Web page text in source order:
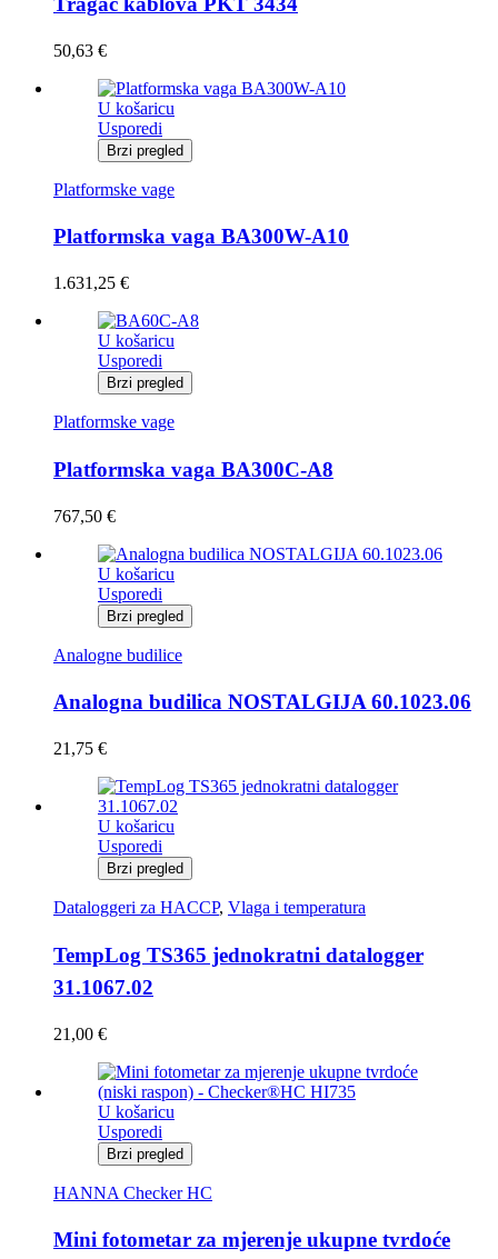
50,63 €
U košaricu
Usporedi
Brzi pregled
Platformske vage
Platformska vaga BA300W-A10
1.631,25 €
U košaricu
Usporedi
Brzi pregled
Platformske vage
Platformska vaga BA300C-A8
767,50 €
U košaricu
Usporedi
Brzi pregled
Analogne budilice
Analogna budilica NOSTALGIJA 60.1023.06
21,75 €
U košaricu
Usporedi
Brzi pregled
Dataloggeri za HACCP, Vlaga i temperatura
TempLog TS365 jednokratni datalogger
31.1067.02
21,00 €
U košaricu
Usporedi
Brzi pregled
HANNA Checker HC
Mini fotometar za mjerenje ukupne tvrdoće